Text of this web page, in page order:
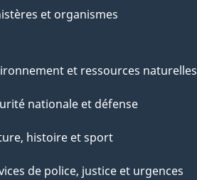
et organismes
et ressources naturelles
nationale et défense
histoire et sport
de police, justice et urgences